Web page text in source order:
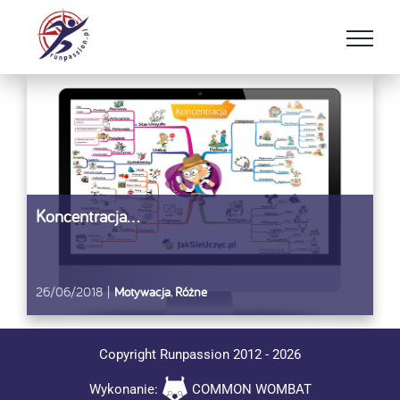
zawartości
Koncentracja…
26/06/2018 | Motywacja, Różne
Wykonanie: COMMON WOMBAT
Copyright Runpassion 2012 - 2026